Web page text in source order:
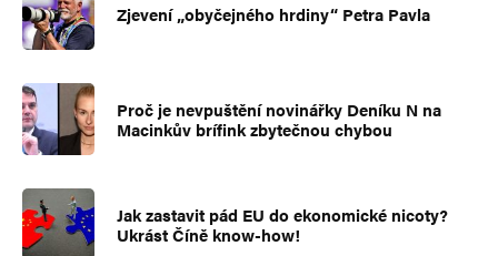
Zjevení „obyčejného hrdiny“ Petra Pavla
Proč je nevpuštění novinářky Deníku N na
Macinkův brífink zbytečnou chybou
Jak zastavit pád EU do ekonomické nicoty?
Ukrást Číně know-how!